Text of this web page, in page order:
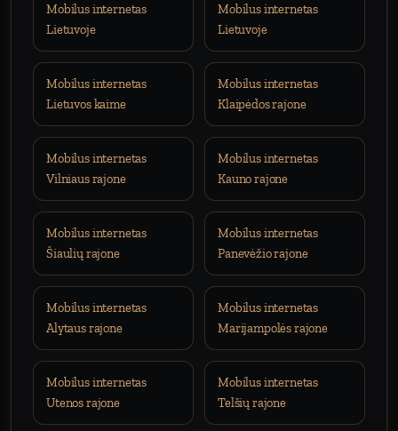
Mobilus internetas
Lietuvoje
Mobilus internetas
Lietuvoje
Mobilus internetas
Lietuvos kaime
Mobilus internetas
Klaipėdos rajone
Mobilus internetas
Vilniaus rajone
Mobilus internetas
Kauno rajone
Mobilus internetas
Šiaulių rajone
Mobilus internetas
Panevėžio rajone
Mobilus internetas
Alytaus rajone
Mobilus internetas
Marijampolės rajone
Mobilus internetas
Utenos rajone
Mobilus internetas
Telšių rajone